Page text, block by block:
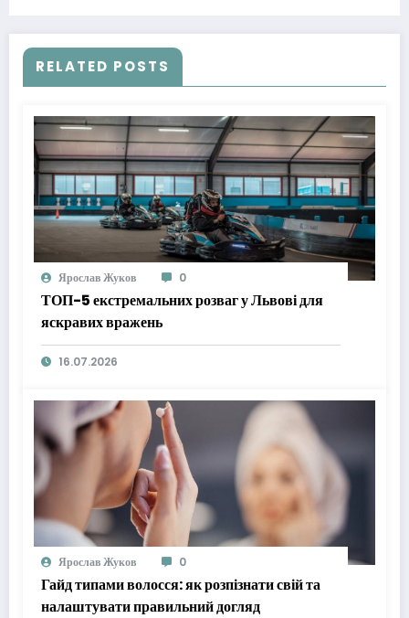
RELATED POSTS
Ярослав Жуков 0
ТОП-5 екстремальних розваг у Львові для
яскравих вражень
16.07.2026
Ярослав Жуков 0
Гайд типами волосся: як розпізнати свій та
налаштувати правильний догляд